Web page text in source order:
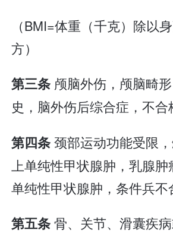
（BMI=体重（千克）除以
方）
第三条 颅脑外伤，颅脑畸
史，脑外伤后综合症，不合
第四条颈部运动功能受限
上单纯性甲状腺肿，乳腺肿
单纯性甲状腺肿，条件兵不
第五条骨、关节、滑囊疾